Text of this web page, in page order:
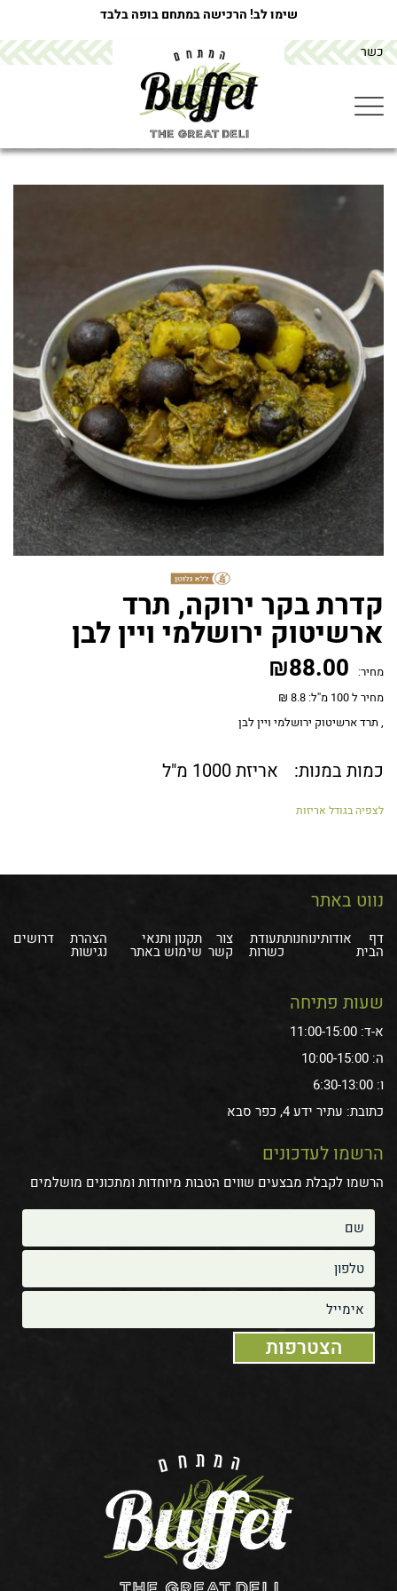
שימו לב! הרכישה במתחם בופה בלבד
כשר
קדרת בקר ירוקה, תרד ארשיטוק ירושלמי ויין
קדרת בקר ירוקה, תרד
ארשיטוק ירושלמי ויין לבן
מחיר: ₪88.00
מחיר ל 100 מ''ל: 8.8 ₪
, תרד ארשיטוק ירושלמי ויין לבן
כמות במנות: אריזת 1000 מ"ל
לצפיה בגודל אריזות
נווט באתר
דף
הבית
אודותינוחנותתעודת
כשרות
צור
קשר
תקנון ותנאי
שימוש באתר
הצהרת
נגישות
דרושים
שעות פתיחה
א-ד: 11:00-15:00
ה: 10:00-15:00
ו: 6:30-13:00
כתובת: עתיר ידע 4, כפר סבא
הרשמו לעדכונים
הרשמו לקבלת מבצעים שווים הטבות מיוחדות ומתכונים מושלמים